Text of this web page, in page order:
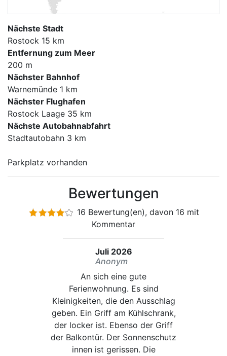
Nächste Stadt
Rostock 15 km
Entfernung zum Meer
200 m
Nächster Bahnhof
Warnemünde 1 km
Nächster Flughafen
Rostock Laage 35 km
Nächste Autobahnabfahrt
Stadtautobahn 3 km
Parkplatz vorhanden
Bewertungen
16 Bewertung(en), davon 16 mit
Kommentar
Juli 2026
Anonym
An sich eine gute
Ferienwohnung. Es sind
Kleinigkeiten, die den Ausschlag
geben. Ein Griff am Kühlschrank,
der locker ist. Ebenso der Griff
der Balkontür. Der Sonnenschutz
innen ist gerissen. Die